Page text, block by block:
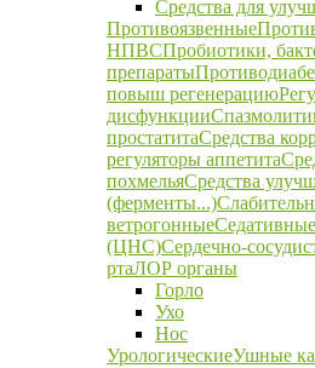
Средства для
Противоязвенные
НПВСПробиотики,
препараты
повыш регенерацию
дисфункции
простатитаСредства
регуляторы аппетита
похмельяСредства
(ферменты...)
ветрогонные
(ЦНС)Сердечно-
ртаЛОР органы
Горло
Ухо
Нос
УрологическиеУшные